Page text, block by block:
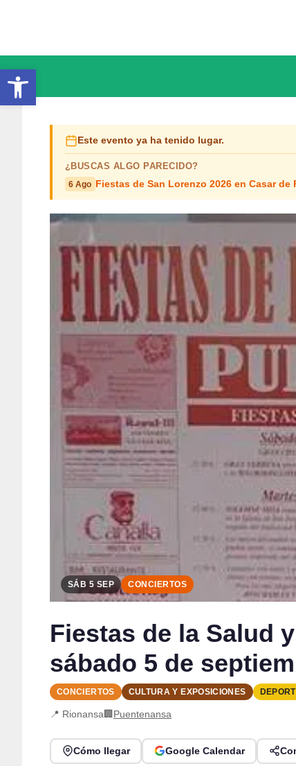
Abrir barra de herramientas
Este evento ya ha tenido lugar.
¿BUSCAS ALGO PARECIDO?
6 Ago Fiestas de San Lorenzo 2026 en Casar de
SÁB 5 SEP CONCIERTOS
Fiestas de la Salud
sábado 5 de
CONCIERTOS CULTURA Y EXPOSICIONES
📍 Rionansa🏢 Puentenansa
Cómo llegar Google Calendar